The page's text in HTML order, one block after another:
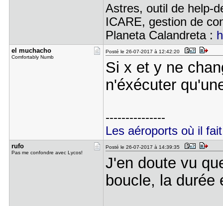
Astres, outil de help-
ICARE, gestion de
Planeta Calandreta :
el muchach​o
Comfortably Numb
Posté le 26-07-2017 à 12:42:20
Si x et y ne
n'éxécuter
---------------
Les aéroports où il
rufo
Pas me confondre avec Lycos!
Posté le 26-07-2017 à 14:39:35
J'en doute vu
boucle, la durée